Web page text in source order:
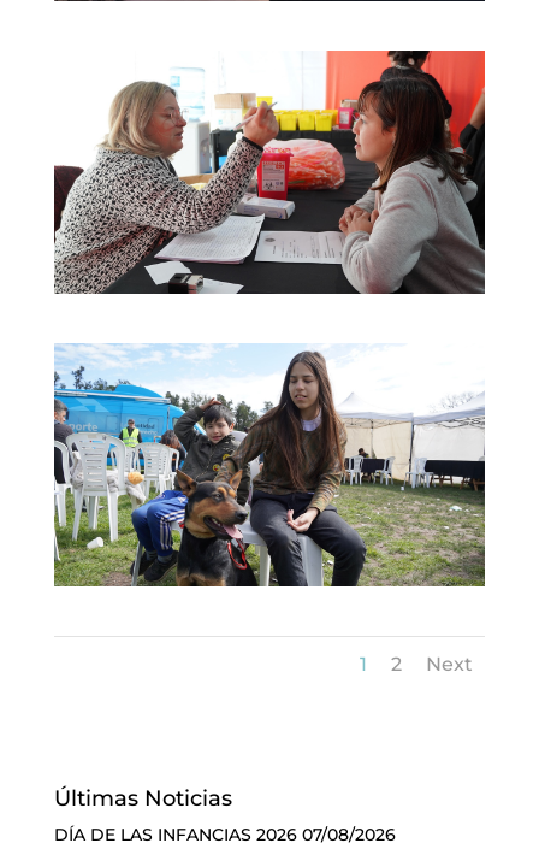
1 2 Next
Últimas Noticias
DÍA DE LAS INFANCIAS 2026 07/08/2026